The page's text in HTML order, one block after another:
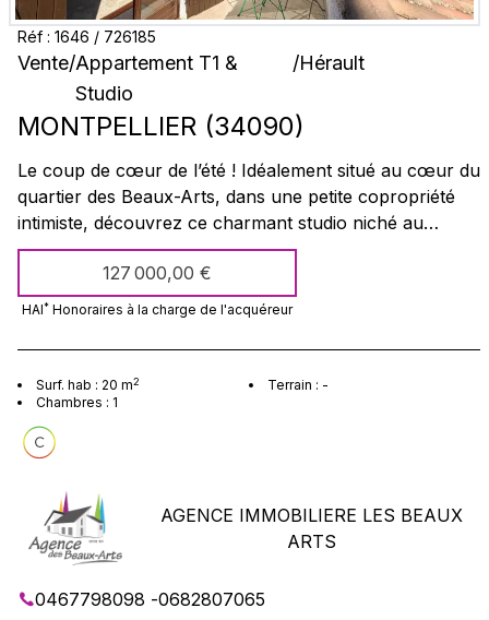
Réf : 1646 / 726185
Vente/Appartement T1 &
Studio
/Hérault
MONTPELLIER (34090)
Le coup de cœur de l’été ! Idéalement situé au cœur du
quartier des Beaux-Arts, dans une petite copropriété
intimiste, découvrez ce charmant studio niché au
dernier étage. Vous serez immédiatement séduit par
son élégante terrasse offrant une superbe vue
imprenable sur les toits et le centre-ville de Montpellier,
en plein cœur de la ville.
127 000,00 €
HAI* Honoraires à la charge de l'acquéreur
Surf. hab : 20 m2 Terrain : -
Chambres : 1
AGENCE IMMOBILIERE LES BEAUX
ARTS
0467798098 -0682807065